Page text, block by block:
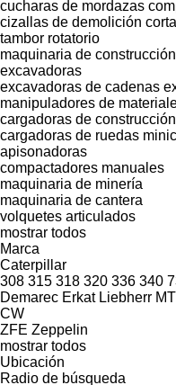
cucharas de mordazas
cizallas de demolición
tambor rotatorio
maquinaria de construcción
excavadoras
excavadoras de cadenas
manipuladores de
cargadoras de construcción
cargadoras de ruedas
apisonadoras
compactadores manuales
maquinaria de minería
maquinaria de cantera
volquetes articulados
mostrar todos
Marca
Caterpillar
308 315 318 320 336 340
Demarec Erkat Liebherr
CW
ZFE Zeppelin
mostrar todos
Ubicación
Radio de búsqueda